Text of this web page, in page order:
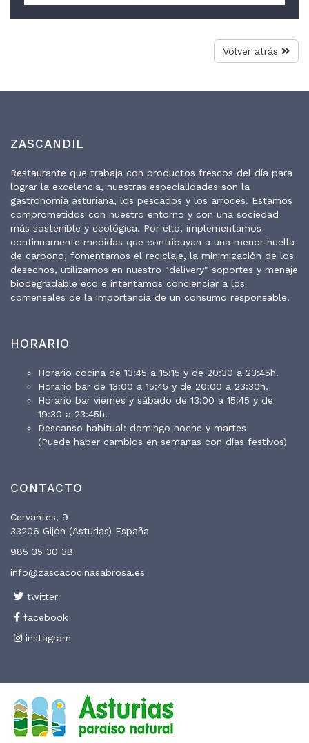
Volver atrás
ZASCANDIL
Restaurante que trabaja con productos frescos del día para
lograr la excelencia, nuestras especialidades son la
gastronomía asturiana, los pescados y los arroces. Estamos
comprometidos con nuestro entorno y con una sociedad
más sostenible y ecológica. Por ello, implementamos
continuamente medidas que contribuyan a una menor huella
de carbono, fomentamos el reciclaje, la minimización de los
desechos, utilizamos en nuestro "delivery" soportes y menaje
biodegradable eco e intentamos concienciar a los
comensales de la importancia de un consumo responsable.
HORARIO
Horario cocina de 13:45 a 15:15 y de 20:30 a 23:45h.
Horario bar de 13:00 a 15:45 y de 20:00 a 23:30h.
Horario bar viernes y sábado de 13:00 a 15:45 y de
19:30 a 23:45h.
Descanso habitual: domingo noche y martes
(Puede haber cambios en semanas con días festivos)
CONTACTO
Cervantes, 9
33206 Gijón (Asturias) España
985 35 30 38
info@zascacocinasabrosa.es
twitter
facebook
instagram